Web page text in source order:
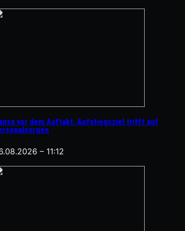
vor dem Auftakt: Aufstiegsziel trifft auf
– 11:12